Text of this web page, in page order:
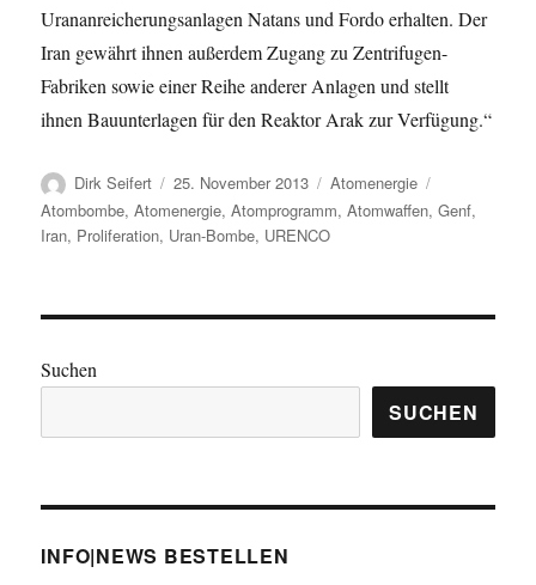
Urananreicherungsanlagen Natans und Fordo erhalten. Der
Iran gewährt ihnen außerdem Zugang zu Zentrifugen-
Fabriken sowie einer Reihe anderer Anlagen und stellt
ihnen Bauunterlagen für den Reaktor Arak zur Verfügung.“
Autor
Dirk Seifert
Veröffentlicht
am
25. November 2013 Kategorien
Atomenergie
Atombombe,Atomenergie,Atomprogramm,Atomwaffen,Genf,
Iran, Proliferation, Uran-Bombe, URENCO
Suchen
SUCHEN
INFO|NEWS BESTELLEN